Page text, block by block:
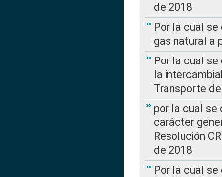
de 2018
Por la cual
gas natural a
Por la cual
la
Transporte
por la cual se
carácter
Resolución
de 2018
Por la cual